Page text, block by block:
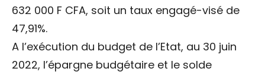
632 000 F CFA, soit un taux engagé-visé de
47,91%.
A l’exécution du budget de l’Etat, au 30 juin
2022, l’épargne budgétaire et le solde